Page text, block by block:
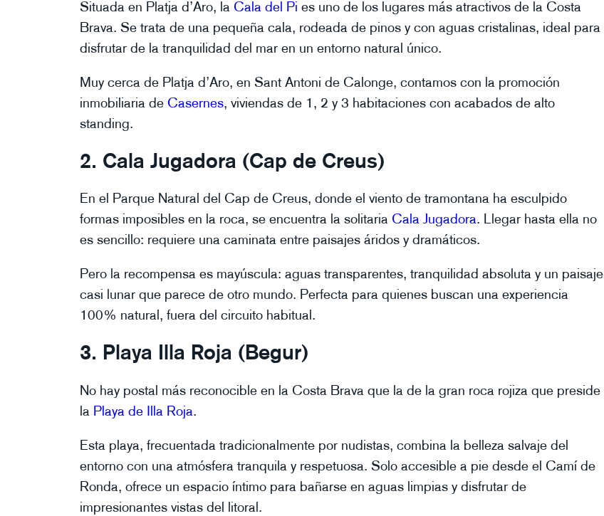
Situada en Platja d’Aro, la Cala del Pi es uno de los lugares más atractivos de la Costa
Brava. Se trata de una pequeña cala, rodeada de pinos y con aguas cristalinas, ideal para
disfrutar de la tranquilidad del mar en un entorno natural único.
Muy cerca de Platja d’Aro, en Sant Antoni de Calonge, contamos con la promoción
inmobiliaria de Casernes, viviendas de 1, 2 y 3 habitaciones con acabados de alto
standing.
2. Cala Jugadora (Cap de Creus)
En el Parque Natural del Cap de Creus, donde el viento de tramontana ha esculpido
formas imposibles en la roca, se encuentra la solitaria Cala Jugadora. Llegar hasta ella no
es sencillo: requiere una caminata entre paisajes áridos y dramáticos.
Pero la recompensa es mayúscula: aguas transparentes, tranquilidad absoluta y un paisaje
casi lunar que parece de otro mundo. Perfecta para quienes buscan una experiencia
100% natural, fuera del circuito habitual.
3. Playa Illa Roja (Begur)
No hay postal más reconocible en la Costa Brava que la de la gran roca rojiza que preside
la Playa de Illa Roja.
Esta playa, frecuentada tradicionalmente por nudistas, combina la belleza salvaje del
entorno con una atmósfera tranquila y respetuosa. Solo accesible a pie desde el Camí de
Ronda, ofrece un espacio íntimo para bañarse en aguas limpias y disfrutar de
impresionantes vistas del litoral.